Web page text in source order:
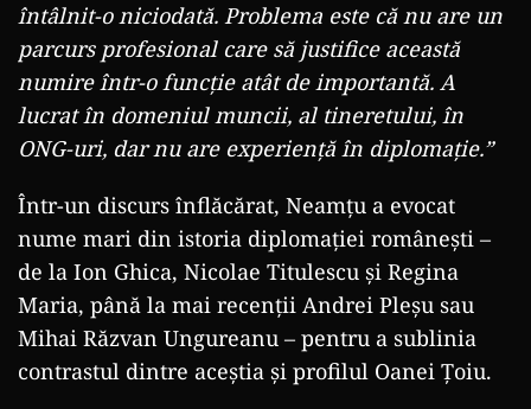
întâlnit-o niciodată. Problema este că nu are un
parcurs profesional care să justifice această
numire într-o funcție atât de importantă. A
lucrat în domeniul muncii, al tineretului, în
ONG-uri, dar nu are experiență în diplomație.”
Într-un discurs înflăcărat, Neamțu a evocat
nume mari din istoria diplomației românești –
de la Ion Ghica, Nicolae Titulescu și Regina
Maria, până la mai recenții Andrei Pleșu sau
Mihai Răzvan Ungureanu – pentru a sublinia
contrastul dintre aceștia și profilul Oanei Țoiu.